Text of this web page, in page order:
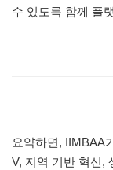
수 있도록 함께 플
요약하면, IIMBAA
V, 지역 기반 혁신,